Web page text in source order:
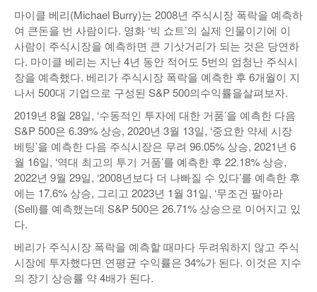
마이클 베리(Michael Burry)는 2008년 주식시장 폭락을 예측하
여 큰돈을 번 사람이다. 영화 ‘빅 쇼트’의 실제 인물이기에 이
사람이 주식시장을 예측하면 큰 기삿거리가 되는 것은 당연하
다. 마이클 베리는 지난 4년 동안 적어도 5번의 엄청난 주식시
장을 예측했다. 베리가 주식시장 폭락을 예측한 후 6개월이 지
나서 500대 기업으로 구성된 S&P 500의수익률을살펴보자.
2019년 8월 28일, ‘수동적인 투자에 대한 거품’을 예측한 다음
S&P 500은 6.39% 상승, 2020년 3월 13일, ‘중요한 약세 시장
베팅’을 예측한 다음 주식시장은 무려 96.05% 상승, 2021년 6
월 16일, ‘역대 최고의 투기 거품’를 예측한 후 22.18% 상승,
2022년 9월 29일, ‘2008년보다 더 나빠질 수 있다’를 예측한 후
에는 17.6% 상승, 그리고 2023년 1월 31일, ‘무조건 팔아라
(Sell)를 예측했는데 S&P 500은 26.71% 상승으로 이어지고 있
다.
베리가 주식시장 폭락을 예측할 때마다 두려워하지 않고 주식
시장에 투자했다면 연평균 수익률은 34%가 된다. 이것은 지수
의 장기 상승률 약 4배가 된다.